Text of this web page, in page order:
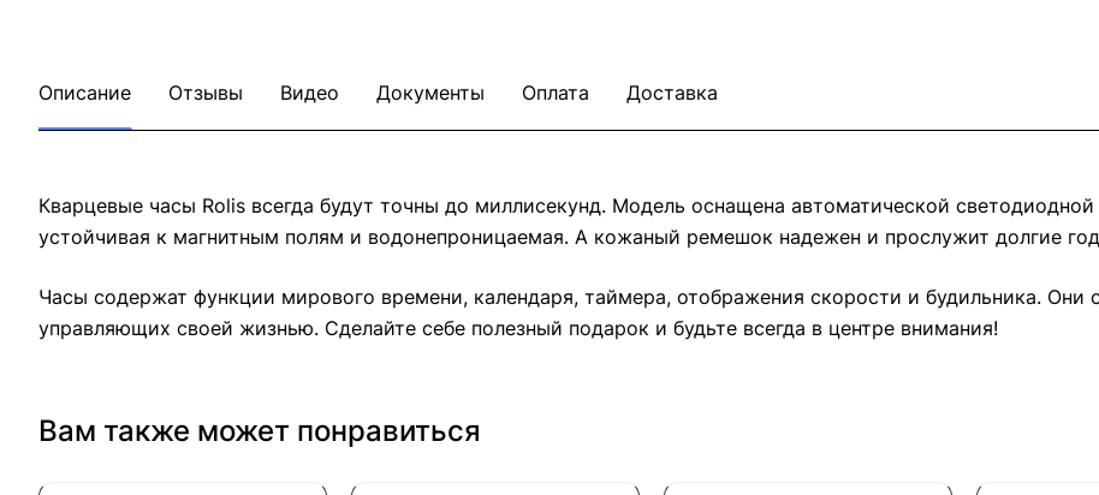
Описание Отзывы Видео Документы Оплата Доставка
Кварцевые часы Rolis всегда будут точны до миллисекунд. Модель оснащена автоматической
устойчивая к магнитным полям и водонепроницаемая. А кожаный ремешок надежен и прослужит долгие
Часы содержат функции мирового времени, календаря, таймера, отображения скорости и будильника.
управляющих своей жизнью. Сделайте себе полезный подарок и будьте всегда в центре внимания!
Вам также может понравиться